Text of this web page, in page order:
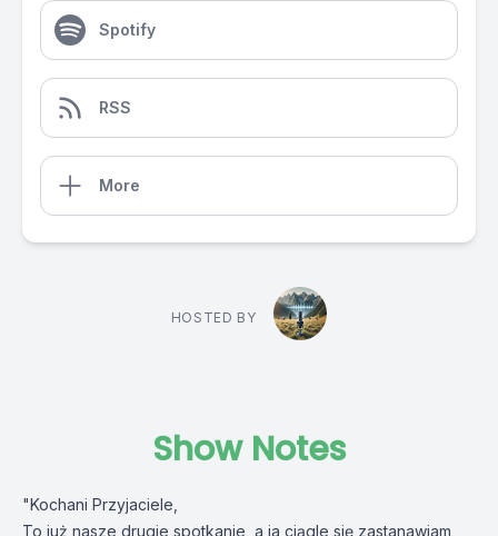
Spotify
RSS
More
HOSTED BY
Show Notes
"Kochani Przyjaciele,
To już nasze drugie spotkanie, a ja ciągle się zastanawiam,